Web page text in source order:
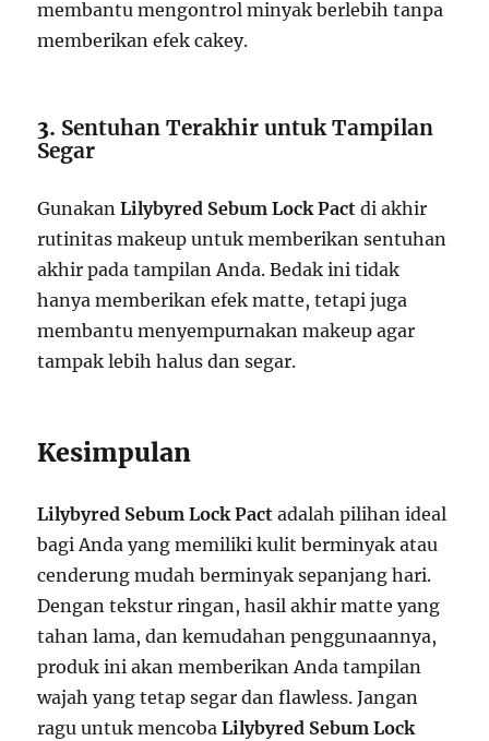
membantu mengontrol minyak berlebih tanpa
memberikan efek cakey.
3. Sentuhan Terakhir untuk Tampilan
Segar
GunakanLilybyred Sebum Lock Pact di akhir
rutinitas makeup untuk memberikan sentuhan
akhir pada tampilan Anda. Bedak ini tidak
hanya memberikan efek matte, tetapi juga
membantu menyempurnakan makeup agar
tampak lebih halus dan segar.
Kesimpulan
Lilybyred Sebum Lock Pact adalah pilihan ideal
bagi Anda yang memiliki kulit berminyak atau
cenderung mudah berminyak sepanjang hari.
Dengan tekstur ringan, hasil akhir matte yang
tahan lama, dan kemudahan penggunaannya,
produk ini akan memberikan Anda tampilan
wajah yang tetap segar dan flawless. Jangan
ragu untuk mencobaLilybyred Sebum Lock